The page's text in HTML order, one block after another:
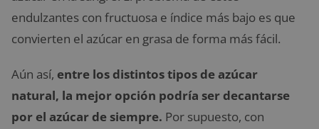
endulzantes con fructuosa e índice más bajo es que
convierten el azúcar en grasa de forma más fácil.
Aún así, entre los distintos tipos de azúcar
natural, la mejor opción podría ser decantarse
por el azúcar de siempre. Por supuesto, con